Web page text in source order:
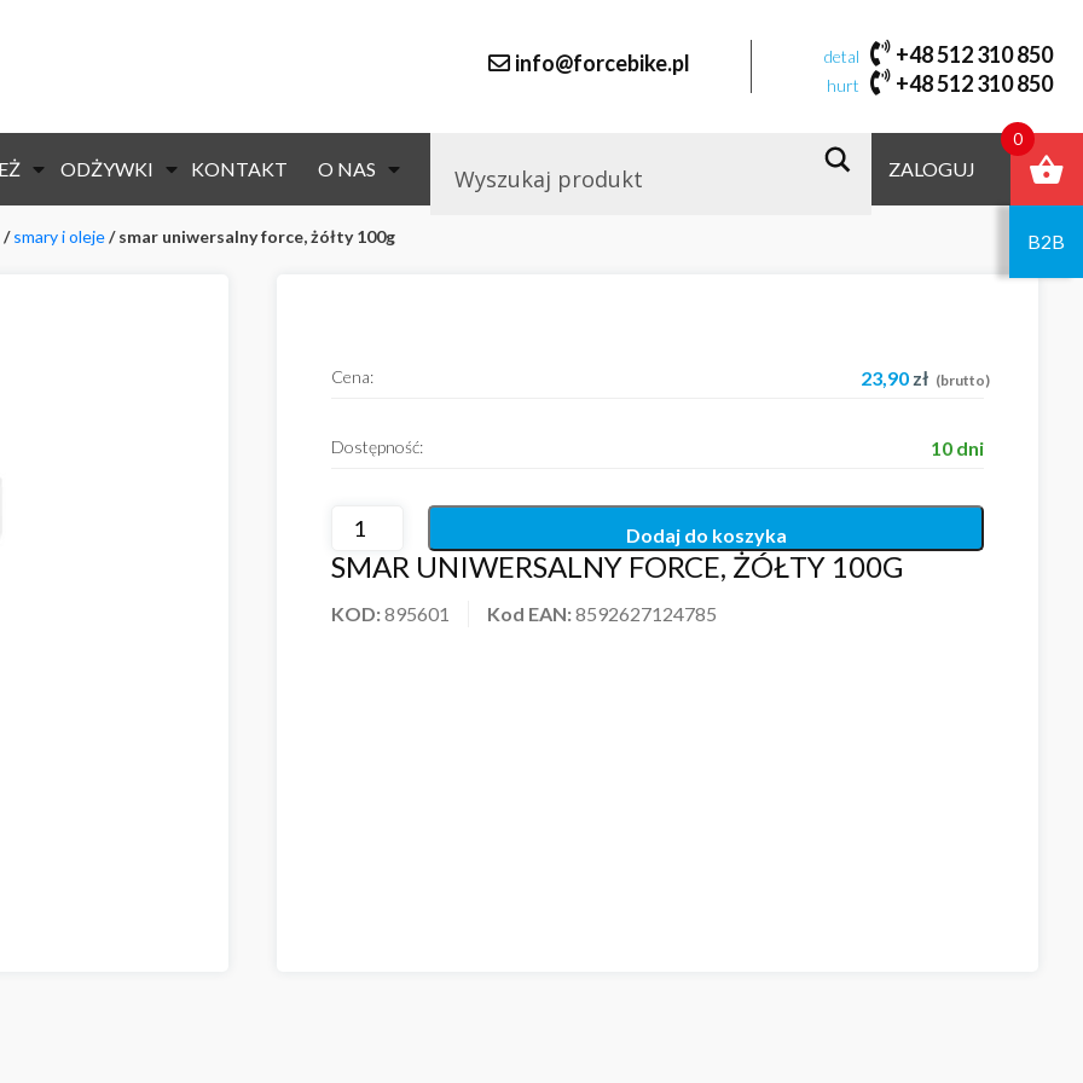
info@forcebike.pl detal +48 512 310 850
hurt +48 512 310 850
ODŻYWKI KONTAKT O NAS ZALOGUJ
B2B
/smary i oleje/ smar uniwersalny force, żółty 100g
SMAR UNIWERSALNY FORCE, ŻÓŁTY 100G
KOD:895601 Kod EAN:8592627124785
Cena: 23,90 zł (brutto)
Dostępność: 10 dni
Dodaj do koszyka
0